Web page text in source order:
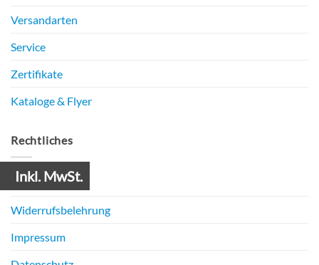
Inkl. MwSt.
Versandarten
Service
Zertifikate
Kataloge & Flyer
Rechtliches
AGB
Widerrufsbelehrung
Impressum